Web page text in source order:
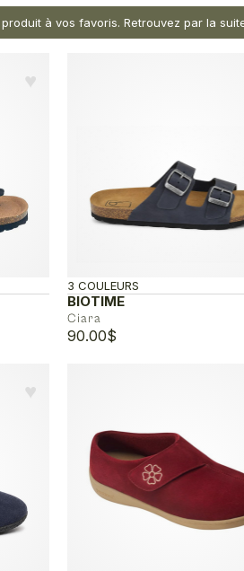
à vos favoris. Retrouvez par la
♥︎
BIOTIME
Ciara
3 COULEURS
90.00$
♥︎